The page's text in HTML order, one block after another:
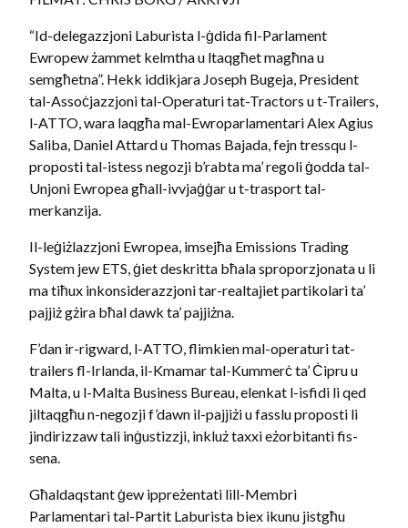
“Id-delegazzjoni Laburista l-ġdida fil-Parlament
Ewropew żammet kelmtha u ltaqgħet magħna u
semgħetna”. Hekk iddikjara Joseph Bugeja, President
tal-Assoċjazzjoni tal-Operaturi tat-Tractors u t-Trailers,
l-ATTO, wara laqgħa mal-Ewroparlamentari Alex Agius
Saliba, Daniel Attard u Thomas Bajada, fejn tressqu l-
proposti tal-istess negozji b’rabta ma’ regoli ġodda tal-
Unjoni Ewropea għall-ivvjaġġar u t-trasport tal-
merkanzija.
Il-leġiżlazzjoni Ewropea, imsejħa Emissions Trading
System jew ETS, ġiet deskritta bħala sproporzjonata u li
ma tiħux inkonsiderazzjoni tar-realtajiet partikolari ta’
pajjiż gżira bħal dawk ta’ pajjiżna.
F’dan ir-rigward, l-ATTO, flimkien mal-operaturi tat-
trailers fl-Irlanda, il-Kmamar tal-Kummerċ ta’ Ċipru u
Malta, u l-Malta Business Bureau, elenkat l-isfidi li qed
jiltaqgħu n-negozji f’dawn il-pajjiżi u fasslu proposti li
jindirizzaw tali inġustizzji, inkluż taxxi eżorbitanti fis-
sena.
Għaldaqstant ġew ippreżentati lill-Membri
Parlamentari tal-Partit Laburista biex ikunu jistgħu